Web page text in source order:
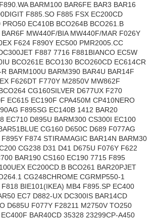
BARM100 BAR6FE BAR3 BAR16
F885.SO F885 FSX EC200CD
EC410B BCO264B BCO261.B
MW440F/BIA MW440F/MAR F026Y
F624 F890Y EC500 PMR2005.CC
F887 7716 F881BIANCO EC5W
BCO261E BCO130 BCO260CD EC614CR
BARM100U BARM390 BAR4U BAR14F
F626DT F770Y M2850V MW862F
CG160SILVER D677UX F270
EC615 EC190F CPA450M CP410NERO
F895SG EC140B 1412 BAR20
EC710 D895U BARM300 CS300I EC100
CG160 D650C D689 F077AG
F874 STIRAMAGIC BAR14N BARM30
CG238 D31 D41 D675U F076Y F622
BAR190 CS160 EC190 7715 F895
EC200CD.B BCO261 BAR20PJET
CG248CHROME CGRMP550-1
BIE101(IKEA) MB4 F895.SP EC400
EC7 D882-UX DC300IS BAR14CD
D685U F077Y F28211 M2750V TO250
BAR40CD 35328 23299CP-A450